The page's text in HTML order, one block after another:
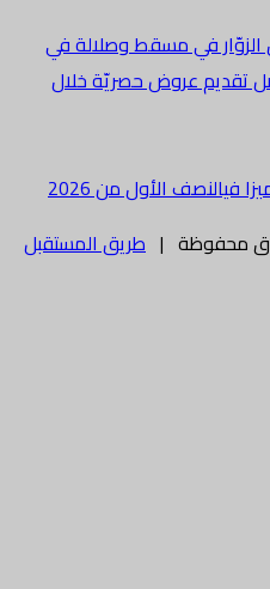
الزوّار في مسقط وصلالة في
تقديم عروض حصريّة خلال
فيالنصف الأول من 2026
طريق المستقبل